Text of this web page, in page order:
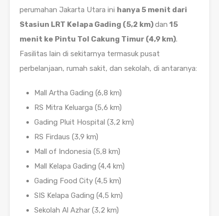
perumahan Jakarta Utara ini hanya 5 menit dari
Stasiun LRT Kelapa Gading (5,2 km)dan 15
menit ke Pintu Tol Cakung Timur (4,9 km).
Fasilitas lain di sekitarnya termasuk pusat
perbelanjaan, rumah sakit, dan sekolah, di antaranya:
Mall Artha Gading (6,8 km)
RS Mitra Keluarga (5,6 km)
Gading Pluit Hospital (3,2 km)
RS Firdaus (3,9 km)
Mall of Indonesia (5,8 km)
Mall Kelapa Gading (4,4 km)
Gading Food City (4,5 km)
SIS Kelapa Gading (4,5 km)
Sekolah Al Azhar (3,2 km)